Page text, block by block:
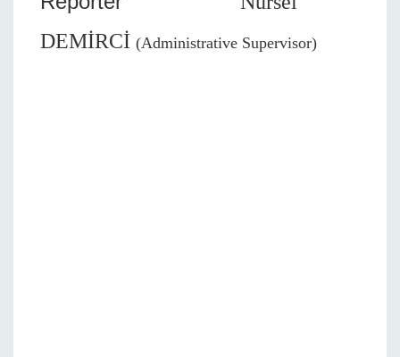
DEMİRCİ (Administrative Supervisor)